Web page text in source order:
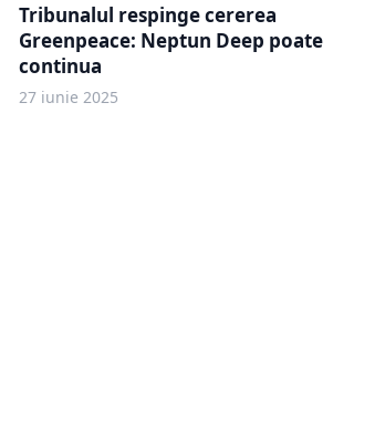
Tribunalul respinge cererea
Greenpeace: Neptun Deep poate
continua
27 iunie 2025